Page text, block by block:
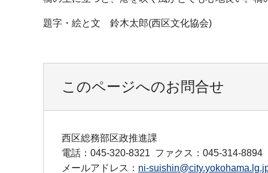
題字・絵と文 鈴木太郎(西区文化協会)
このページへのお問合せ
西区総務部区政推進課
電話：045-320-8321 ファクス：045-314-8894
メールアドレス： ni-